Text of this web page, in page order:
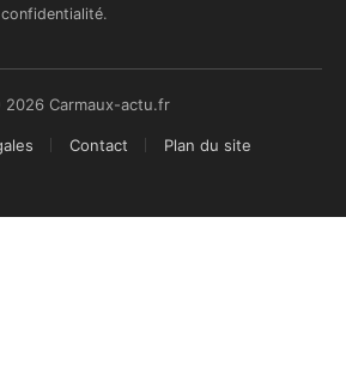
.
Carmaux-actu.fr
Contact Plan du site